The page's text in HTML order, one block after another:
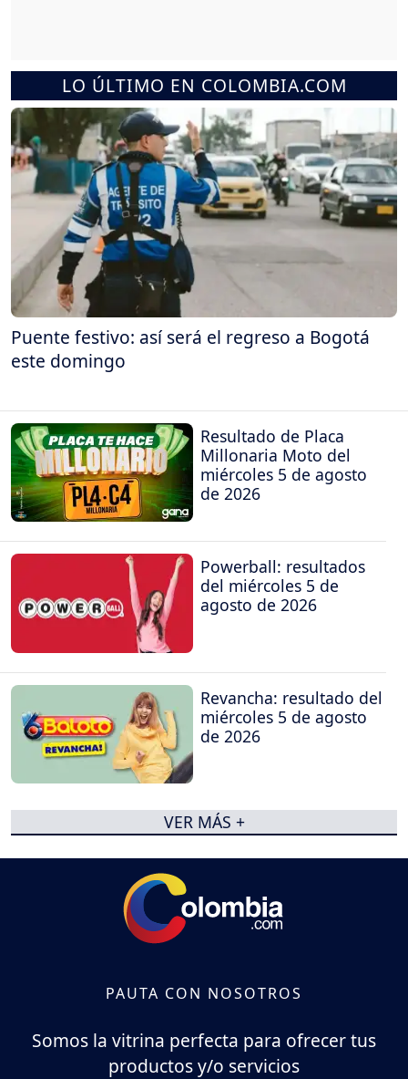
LO ÚLTIMO EN COLOMBIA.COM
Puente festivo: así será el regreso a Bogotá
este domingo
Resultado de Placa
Millonaria Moto del
miércoles 5 de agosto
de 2026
Powerball: resultados
del miércoles 5 de
agosto de 2026
Revancha: resultado del
miércoles 5 de agosto
de 2026
VER MÁS +
PAUTA CON NOSOTROS
Somos la vitrina perfecta para ofrecer tus
productos y/o servicios